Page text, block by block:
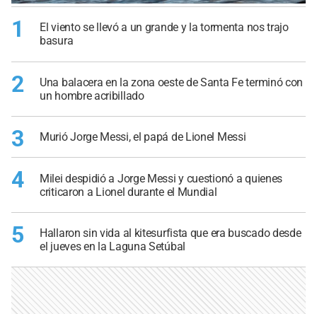
1
El viento se llevó a un grande y la tormenta nos trajo
basura
2
Una balacera en la zona oeste de Santa Fe terminó con
un hombre acribillado
3 Murió Jorge Messi, el papá de Lionel Messi
4
Milei despidió a Jorge Messi y cuestionó a quienes
criticaron a Lionel durante el Mundial
5
Hallaron sin vida al kitesurfista que era buscado desde
el jueves en la Laguna Setúbal